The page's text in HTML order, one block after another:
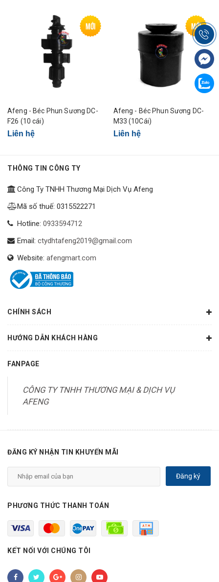
Mới
Afeng - Béc Phun Sương DC-
F26 (10 cái)
Liên hệ
Mới
Afeng - Béc Phun Sương DC-
M33 (10Cái)
Liên hệ
THÔNG TIN CÔNG TY
Công Ty TNHH Thương Mại Dịch Vụ Afeng
Mã số thuế: 0315522271
Hotline: 0933594712
Email: ctydhtafeng2019@gmail.com
Website: afengmart.com
CHÍNH SÁCH
HƯỚNG DẪN KHÁCH HÀNG
FANPAGE
CÔNG TY TNHH THƯƠNG MẠI & DỊCH VỤ
AFENG
ĐĂNG KÝ NHẬN TIN KHUYẾN MÃI
Đăng ký
PHƯƠNG THỨC THANH TOÁN
KẾT NỐI VỚI CHÚNG TÔI